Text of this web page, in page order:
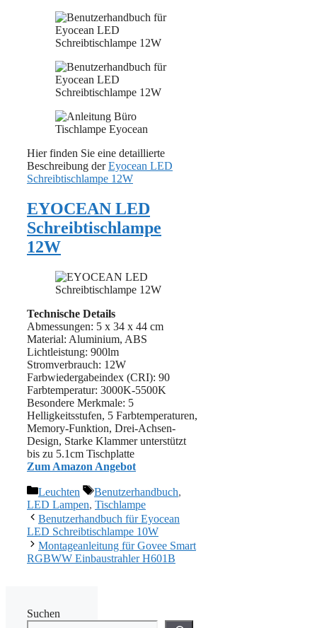
Hier finden Sie eine detaillierte
Beschreibung derEyocean LED
Schreibtischlampe 12W
EYOCEAN LED
Schreibtischlampe
12W
Technische Details
Abmessungen: 5 x 34 x 44 cm
Material: ‎‎Aluminium, ABS
Lichtleistung: 900lm
Stromverbrauch: ‎12W
Farbwiedergabeindex (CRI): ‎90
Farbtemperatur: 3000K-5500K
Besondere Merkmale: 5
Helligkeitsstufen, 5 Farbtemperaturen,
Memory-Funktion, Drei-Achsen-
Design, Starke Klammer unterstützt
bis zu 5.1cm Tischplatte
Zum Amazon Angebot
Kategorien
Leuchten Schlagwörter
Benutzerhandbuch,
LED Lampen, Tischlampe
Benutzerhandbuch für Eyocean
LED Schreibtischlampe 10W
Montageanleitung für Govee Smart
RGBWW Einbaustrahler H601B
Suchen